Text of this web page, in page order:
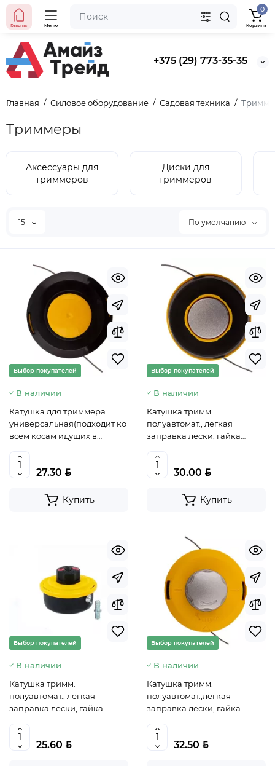
+375 (29) 773-35-35
Главная Меню
0
Корзина
Главная Силовое оборудование Садовая техника
Триммеры
Аксессуары для
триммеров
Диски для
триммеров
15 По умолчанию
Выбор покупателей
В наличии
Катушка для триммера
универсальная(подходит ко
всем косам идущих в
DENZEL, 96304
27.30 BYN
Купить
Выбор покупателей
В наличии
Катушка тримм.
полуавтомат., легкая
заправка лески, гайка
подшипник// DENZEL, 96318
30.00 BYN
Купить
Выбор покупателей
В наличии
Катушка тримм.
полуавтомат., легкая
заправка лески, гайка
DENZEL, 96324
25.60 BYN
Выбор покупателей
В наличии
Катушка тримм.
полуавтомат.,легкая
заправка лески, гайка
M10,алюм.кнопка// DENZEL,
96322, 4044996128207
32.50 BYN